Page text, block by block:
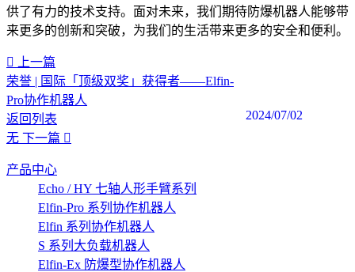
供了有力的技术支持。面对未来，我们期待防爆机器人能够带
来更多的创新和突破，为我们的生活带来更多的安全和便利。
上一篇
荣誉 | 国际「顶级双奖」获得者——Elfin-
Pro协作机器人
2024/07/02
返回列表
无 下一篇
产品中心
Echo / HY 七轴人形手臂系列
Elfin-Pro 系列协作机器人
Elfin 系列协作机器人
S 系列大负载机器人
Elfin-Ex 防爆型协作机器人